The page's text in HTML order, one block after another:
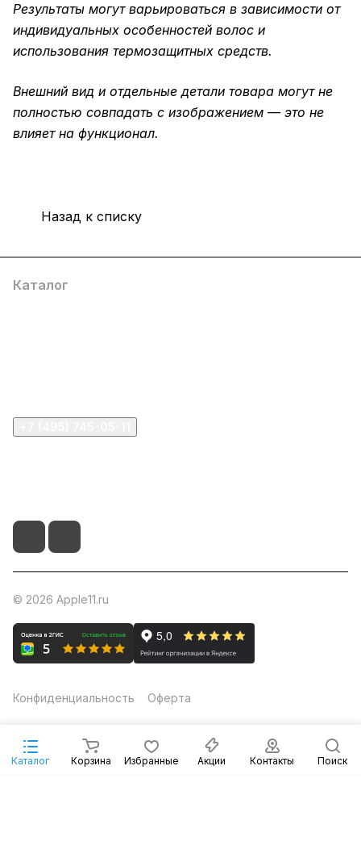
Результаты могут варьироваться в зависимости от
индивидуальных особенностей волос и
использования термозащитных средств.
Внешний вид и отдельные детали товара могут не
полностью совпадать с изображением — это не
влияет на функционал.
Назад к списку
Каталог Корзина Избранные Акции Контакты Поиск
Каталог
© 2026 Apple11.ru
Конфиденциальность Оферта